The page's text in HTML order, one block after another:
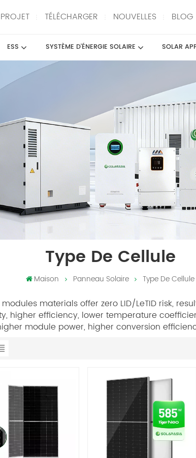
PROJET TÉLÉCHARGER NOUVELLES BLOG
ESS SYSTÈME D'ÉNERGIE SOLAIRE SOLAR
Type De Cellule
Maison Panneau Solaire Type De Cellule
materials offer zero LID/LeTID risk,
higher efficiency, lower temperature
module power, higher conversion